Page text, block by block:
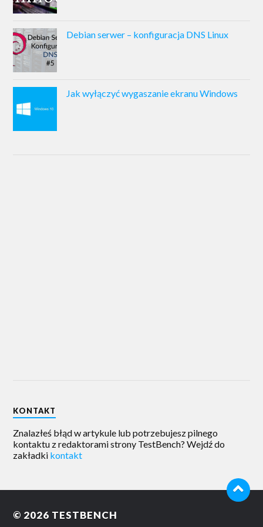
Debian serwer – konfiguracja DNS Linux
Jak wyłączyć wygaszanie ekranu Windows
KONTAKT
Znalazłeś błąd w artykule lub potrzebujesz pilnego
kontaktu z redaktorami strony TestBench? Wejdź do
zakładki kontakt
© 2026 TESTBENCH